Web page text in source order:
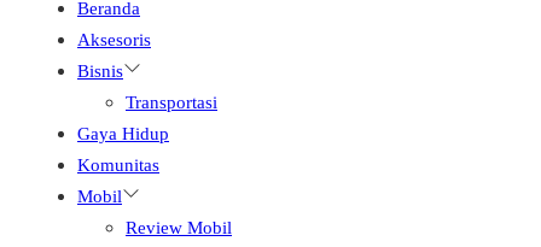
Beranda
Aksesoris
Bisnis
Transportasi
Gaya Hidup
Komunitas
Mobil
Review Mobil